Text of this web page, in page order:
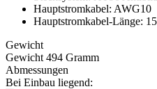
Hauptstromkabel: AWG10
Hauptstromkabel-Länge:
Gewicht
Gewicht 494 Gramm
Abmessungen
Bei Einbau liegend: